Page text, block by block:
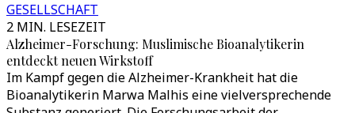
GESELLSCHAFT
2 MIN. LESEZEIT
Alzheimer-Forschung: Muslimische Bioanalytikerin
entdeckt neuen Wirkstoff
Im Kampf gegen die Alzheimer-Krankheit hat die
Bioanalytikerin Marwa Malhis eine vielversprechende